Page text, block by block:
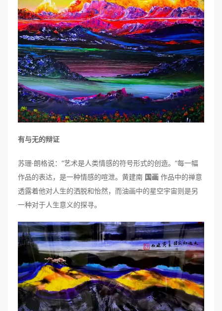
有与无的辩证
苏珊·朗格说：“艺术是人类情感的符号形式的创造。”每一幅
作品的表达，是一种情感的喧泄。黄建南 国画 作品中的禅意
透露着他对人生的洒脱和怡然，而油画中的星空宇宙则是另
一种对于人生意义的探寻。